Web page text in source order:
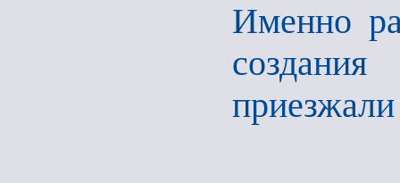
Именно